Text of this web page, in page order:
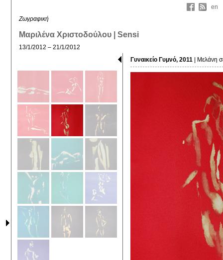
en
Ζωγραφική
Μαριλένα Χριστοδούλου | Sensi
13/1/2012 – 21/1/2012
Γυναικείο Γυμνό, 2011 | Μελάνη